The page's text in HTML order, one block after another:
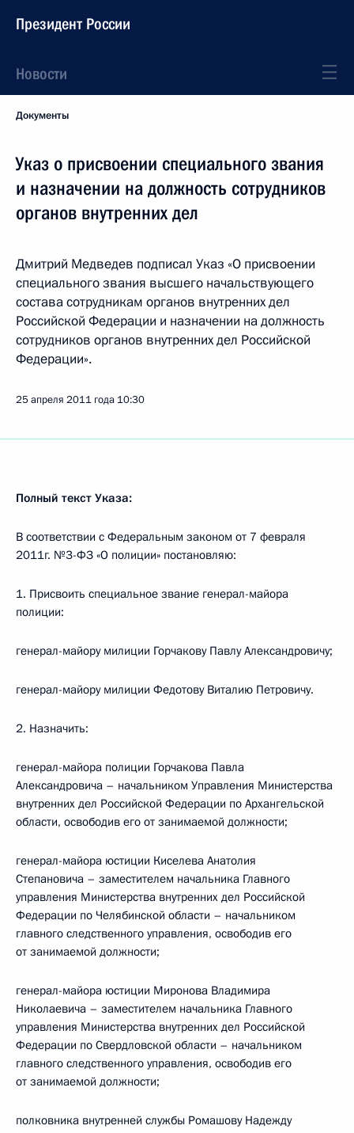
Президент России
Новости
Документы
Указ о присвоении специального звания
и назначении на должность сотрудников
органов внутренних дел
Дмитрий Медведев подписал Указ «О присвоении
специального звания высшего начальствующего
состава сотрудникам органов внутренних дел
Российской Федерации и назначении на должность
сотрудников органов внутренних дел Российской
Федерации».
25 апреля 2011 года 10:30
Полный текст Указа:
В соответствии с Федеральным законом от 7 февраля
2011г. №3-ФЗ «О полиции» постановляю:
1. Присвоить специальное звание генерал-майора
полиции:
генерал-майору милиции Горчакову Павлу Александровичу;
генерал-майору милиции Федотову Виталию Петровичу.
2. Назначить:
генерал-майора полиции Горчакова Павла
Александровича – начальником Управления Министерства
внутренних дел Российской Федерации по Архангельской
области, освободив его от занимаемой должности;
генерал-майора юстиции Киселева Анатолия
Степановича – заместителем начальника Главного
управления Министерства внутренних дел Российской
Федерации по Челябинской области – начальником
главного следственного управления, освободив его
от занимаемой должности;
генерал-майора юстиции Миронова Владимира
Николаевича – заместителем начальника Главного
управления Министерства внутренних дел Российской
Федерации по Свердловской области – начальником
главного следственного управления, освободив его
от занимаемой должности;
полковника внутренней службы Ромашову Надежду